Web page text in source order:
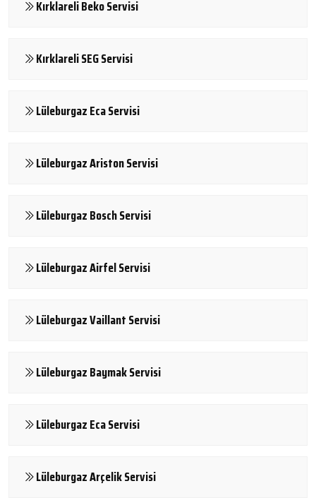
Kırklareli Beko Servisi
Kırklareli SEG Servisi
Lüleburgaz Eca Servisi
Lüleburgaz Ariston Servisi
Lüleburgaz Bosch Servisi
Lüleburgaz Airfel Servisi
Lüleburgaz Vaillant Servisi
Lüleburgaz Baymak Servisi
Lüleburgaz Eca Servisi
Lüleburgaz Arçelik Servisi